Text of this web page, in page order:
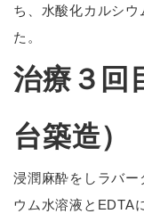
ち、水酸化カルシ
た。
治療３回
台築造）
浸潤麻酔をしラバー
ウム水溶液とEDTA